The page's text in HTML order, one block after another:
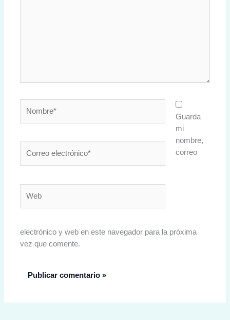
electrónico*
Guarda
mi
nombre,
correo
electrónico y web en este navegador para la próxima
vez que comente.